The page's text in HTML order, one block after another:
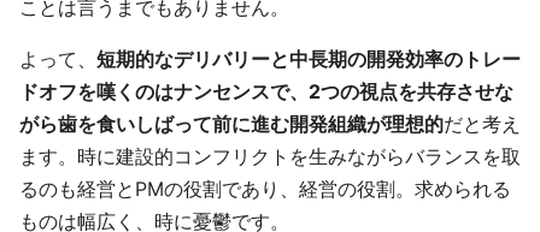
ことは言うまでもありません。
よって、 短期的なデリバリーと中長期の開発効率のトレー
ドオフを嘆くのはナンセンスで、2つの視点を共存させな
がら歯を食いしばって前に進む開発組織が理想的だと考え
ます。時に建設的コンフリクトを生みながらバランスを取
るのも経営とPMの役割であり、経営の役割。求められる
ものは幅広く、時に憂鬱です。